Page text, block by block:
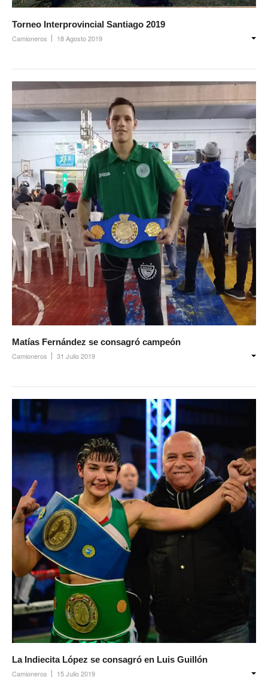
Prevención
Medicamentos
Beneficios
Farmacias
Autorizaciones PMI
Autorizaciones
Reintegros
Requisitos fertilidad
Credencial digital OSCHOCA
Coseguros y Exenciones
Ambulancias programadas
Política de Privacidad
Afiliación
Requisitos afiliación
Afiliación de familiares
Familiares a cargo
Afiliación Plan materno
Otros trámites
Discapacidad: presupuesto / requisitos 2026
Contáctenos
Torneo Interprovincial Santiago 2019
Camioneros 18 Agosto 2019
Matías Fernández se consagró campeón
Camioneros 31 Julio 2019
La Indiecita López se consagró en Luis Guillón
Camioneros 15 Julio 2019